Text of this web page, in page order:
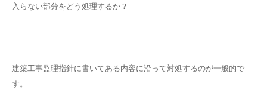
入らない部分をどう処理するか？
建築工事監理指針に書いてある内容に沿って対処するのが一般的で
す。